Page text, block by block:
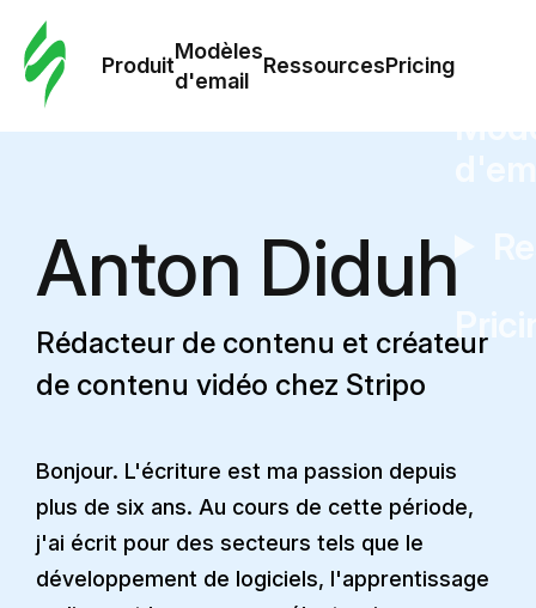
Produit
Modèles
d'email
RessourcesPricing
Anton Diduh
Rédacteur de contenu et créateur
de contenu vidéo chez Stripo
Bonjour. L'écriture est ma passion depuis
plus de six ans. Au cours de cette période,
j'ai écrit pour des secteurs tels que le
développement de logiciels, l'apprentissage